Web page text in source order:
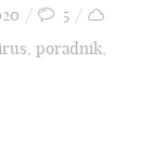
5
poradnik